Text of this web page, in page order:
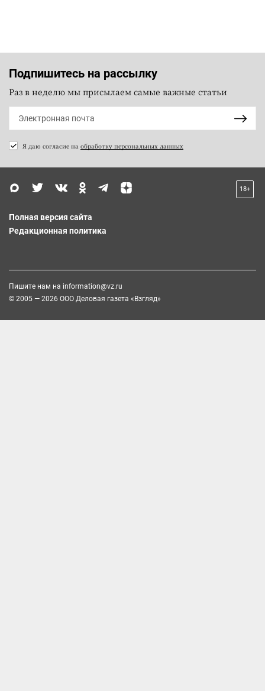
Подпишитесь на рассылку
Раз в неделю мы присылаем самые важные статьи
Я даю согласие на обработку персональных данных
18+
Полная версия сайта
Редакционная политика
Пишите нам на information@vz.ru
© 2005 — 2026 ООО Деловая газета «Взгляд»